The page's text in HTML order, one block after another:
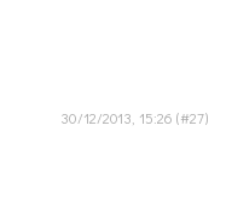
30/12/2013, 15:26